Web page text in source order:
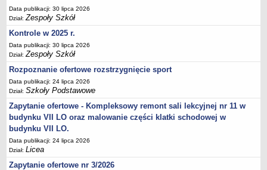
OCHRONA DANYCH OSOBOWYCH
Data publikacji: 30 lipca 2026
Dział:Zespoły Szkół
Kontrole w 2025 r.
Data publikacji: 30 lipca 2026
Dział:Zespoły Szkół
Rozpoznanie ofertowe rozstrzygnięcie sport
Data publikacji: 24 lipca 2026
Dział:Szkoły Podstawowe
Zapytanie ofertowe - Kompleksowy remont sali lekcyjnej nr 11 w
budynku VII LO oraz malowanie części klatki schodowej w
budynku VII LO.
Data publikacji: 24 lipca 2026
Dział:Licea
Zapytanie ofertowe nr 3/2026